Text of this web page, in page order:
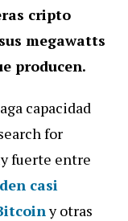
cripto
megawatts
producen.
capacidad
for
fuerte entre
casi
y otras